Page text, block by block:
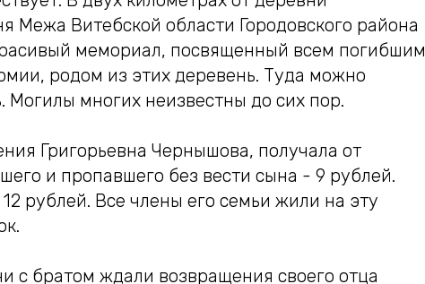
Межа Витебской области Городовского района
мемориал, посвященный всем погибшим
родом из этих деревень. Туда можно
Могилы многих неизвестны до сих пор.
Григорьевна Чернышова, получала от
и пропавшего без вести сына - 9 рублей.
рублей. Все члены его семьи жили на эту
с братом ждали возвращения своего отца